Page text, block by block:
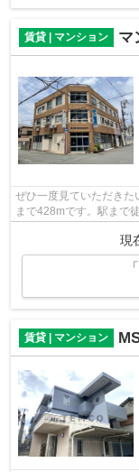
賃貸 | マンション マ
ぜひ一度見ていただきた
まで428mです。駅まで
す。こちらの物件はマン
現
賃貸 | マンション